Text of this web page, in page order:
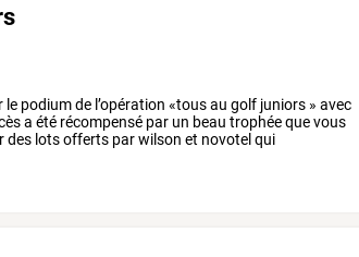
le podiumde l’opération «tousau golf juniors » avec
a été récompensé par un beau trophéequevous
des lotsofferts parwilson et novotel qui